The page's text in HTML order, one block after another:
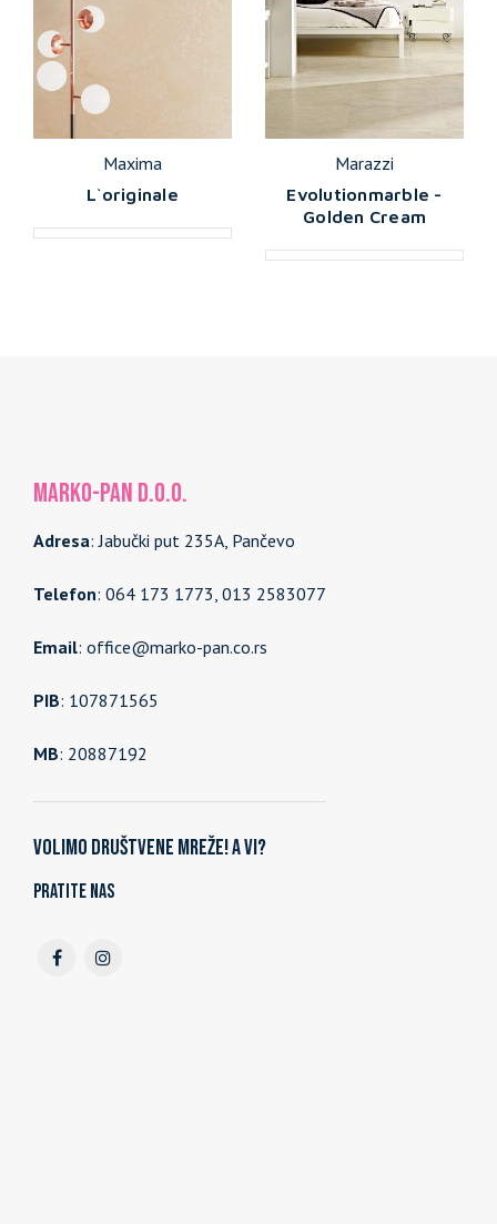
Maxima
L`originale
Marazzi
Evolutionmarble -
Golden Cream
MARKO-PAN d.o.o.
Adresa: Jabučki put 235A, Pančevo
Telefon: 064 173 1773, 013 2583077
Email: office@marko-pan.co.rs
PIB: 107871565
MB: 20887192
Volimo društvene mreže! A vi?
Pratite nas